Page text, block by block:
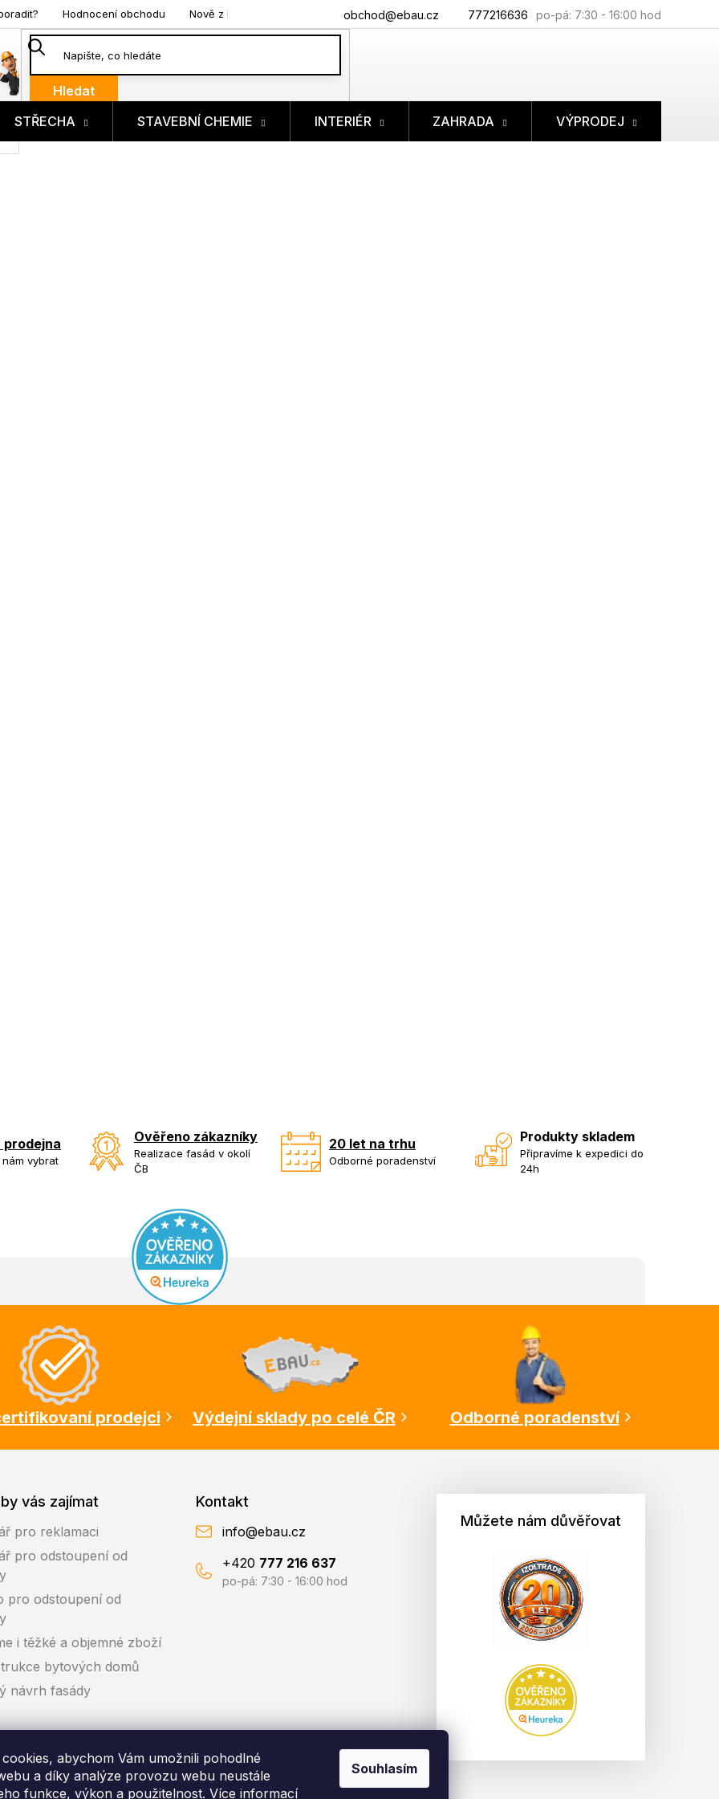
abychom Vám umožnili pohodlné
a díky analýze provozu webu neustále
funkce, výkon a použitelnost. Více informací
Souhlasím
777216636
obchod@ebau.cz
Hodnocení obchodu Nově z blogu
Hledat
STŘECHA STAVEBNÍ CHEMIE INTERIÉR ZAHRADA VÝPRODEJ
prodejna
vybrat
Ověřeno zákazníky
Realizace fasád v okolí
ČB
20 let na trhu
Odborné poradenství
Produkty skladem
Připravíme k expedici do
24h
prodejci Výdejní sklady po celé ČR Odborné poradenství
vás zajímat
pro reklamaci
pro odstoupení od
pro odstoupení od
i těžké a objemné zboží
bytových domů
návrh fasády
Kontakt
info@ebau.cz
+420 777 216 637
po-pá: 7:30 - 16:00 hod
Můžete nám důvěřovat